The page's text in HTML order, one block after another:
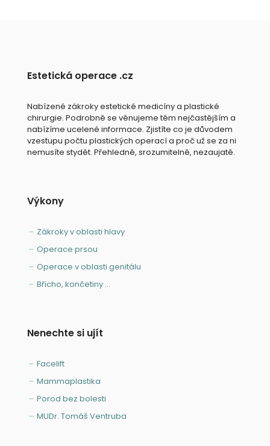
Estetická operace .cz
Nabízené zákroky estetické medicíny a plastické
chirurgie. Podrobně se věnujeme těm nejčastějším a
nabízíme ucelené informace. Zjistíte co je důvodem
vzestupu počtu plastických operací a proč už se za ni
nemusíte stydět. Přehledně, srozumitelně, nezaujatě.
Výkony
Zákroky v oblasti hlavy
Operace prsou
Operace v oblasti genitálu
Břicho, končetiny ...
Nenechte si ujít
Facelift
Mammaplastika
Porod bez bolesti
MUDr. Tomáš Ventruba